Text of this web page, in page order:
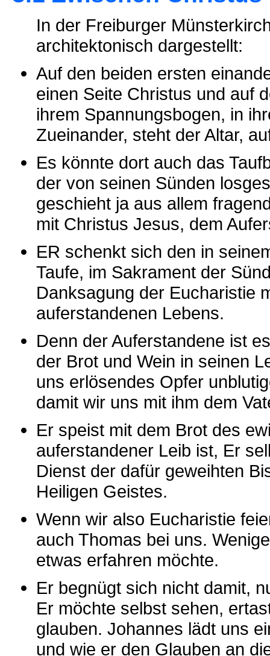
In der Freiburger
architektonisch dargestellt:
Auf den beiden ersten
einen Seite Christus und auf
ihrem Spannungsbogen, in
Zueinander, steht der Altar,
Es könnte dort auch das
der von seinen Sünden
geschieht ja aus allem
mit Christus Jesus, dem
ER schenkt sich den in
Taufe, im Sakrament der
Danksagung der Eucharistie
auferstandenen Lebens.
Denn der Auferstandene ist
der Brot und Wein in seinen
uns erlösendes Opfer
damit wir uns mit ihm dem
Er speist mit dem Brot des
auferstandener Leib ist, Er
Dienst der dafür geweihten
Heiligen Geistes.
Wenn wir also Eucharistie
auch Thomas bei uns.
etwas erfahren möchte.
Er begnügt sich nicht damit,
Er möchte selbst sehen,
glauben. Johannes lädt uns
und wie er den Glauben an